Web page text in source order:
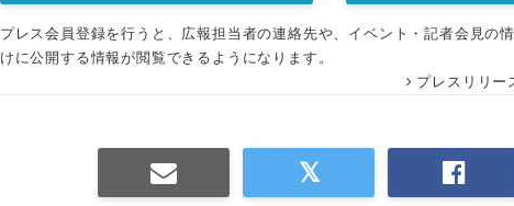
プレス会員登録を行うと、広報担当者の連絡先や、イベント・記者会見の
けに公開する情報が閲覧できるようになります。
プレスリリー